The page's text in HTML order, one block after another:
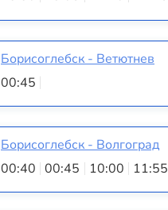
Борисоглебск - Ветютнев
00:45
Борисоглебск - Волгоград
00:40 00:45 10:00 11:55